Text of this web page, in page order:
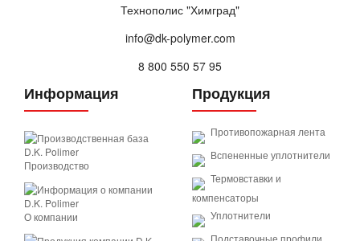
Технополис "Химград"
info@dk-polymer.com
8 800 550 57 95
Информация
Производство
О компании
Продукция
Противопожарная лента
Вспененные уплотнители
Термовставки и
компенсаторы
Уплотнители
Подставочные профили